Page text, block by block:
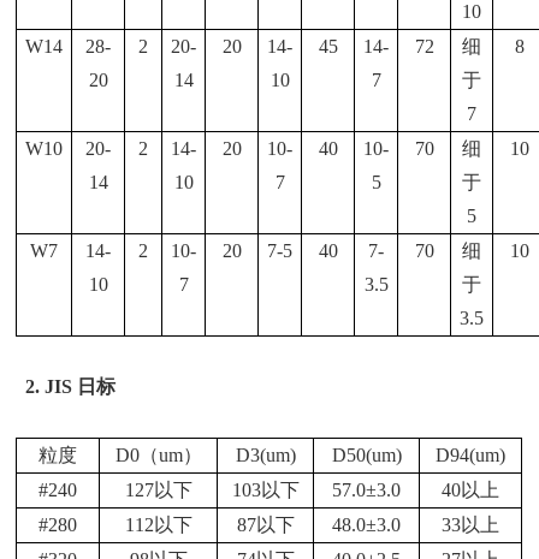
10
W14
28-
20
2
20-
14
20
14-
10
45
14-
7
72
细
于
7
8
W10
20-
14
2
14-
10
20
10-
7
40
10-
5
70
细
于
5
10
W7
14-
10
2
10-
7
20 7-5 40
7-
3.5
70
细
于
3.5
10
2.JIS 日标
粒度 D0（um） D3(um) D50(um)
D94(um)
#240
127以下 103以下 57.0±3.0
40以上
#280
112以下 87以下 48.0±3.0
33以上